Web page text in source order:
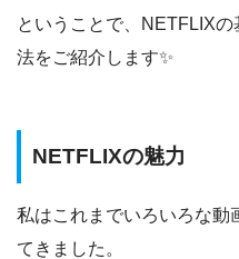
ということで、NETFLIX
法をご紹介します✨
NETFLIXの魅力
私はこれまでいろいろな動
てきました。